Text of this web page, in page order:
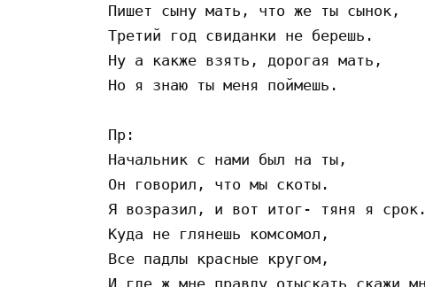
Пишет сыну мать, что же ты сынок,
Третий год свиданки не берешь.
Ну а какже взять, дорогая мать,
Но я знаю ты меня поймешь.
Пр:
Начальник с нами был на ты,
Он говорил, что мы скоты.
Я возразил, и вот итог- тяня я срок.
Куда не глянешь комсомол,
Все падлы красные кругом,